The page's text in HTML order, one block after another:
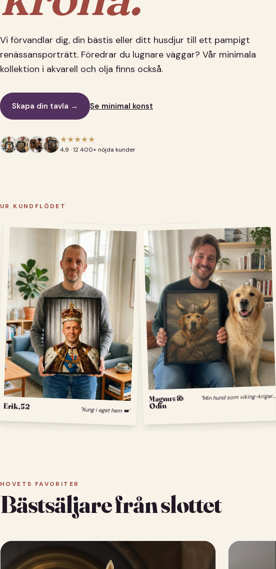
Vi förvandlar dig, din bästis eller ditt husdjur till ett pampigt
renässansporträtt. Föredrar du lugnare väggar? Vår minimala
kollektion i akvarell och olja finns också.
Skapa din tavla → Se minimal konst
★★★★★
4,9 · 12 400+ nöjda kunder
UR KUNDFLÖDET
Erik, 52 "Kung i eget hem 👑"
Magnus &
Odin
"
Min hund som viking-krigare."
HOVETS FAVORITER
Bästsäljare från slottet